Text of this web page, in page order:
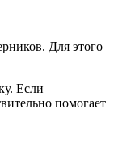
Для этого
Если
помогает